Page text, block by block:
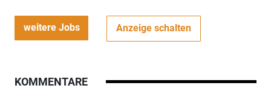
weitere Jobs Anzeige schalten
KOMMENTARE